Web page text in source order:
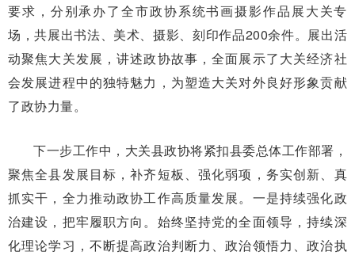
要求，分别承办了全市政协系统书画摄影作品展大关专
场，共展出书法、美术、摄影、刻印作品200余件。展出活
动聚焦大关发展，讲述政协故事，全面展示了大关经济社
会发展进程中的独特魅力，为塑造大关对外良好形象贡献
了政协力量。
下一步工作中，大关县政协将紧扣县委总体工作部署，
聚焦全县发展目标，补齐短板、强化弱项，务实创新、真
抓实干，全力推动政协工作高质量发展。一是持续强化政
治建设，把牢履职方向。始终坚持党的全面领导，持续深
化理论学习，不断提高政治判断力、政治领悟力、政治执